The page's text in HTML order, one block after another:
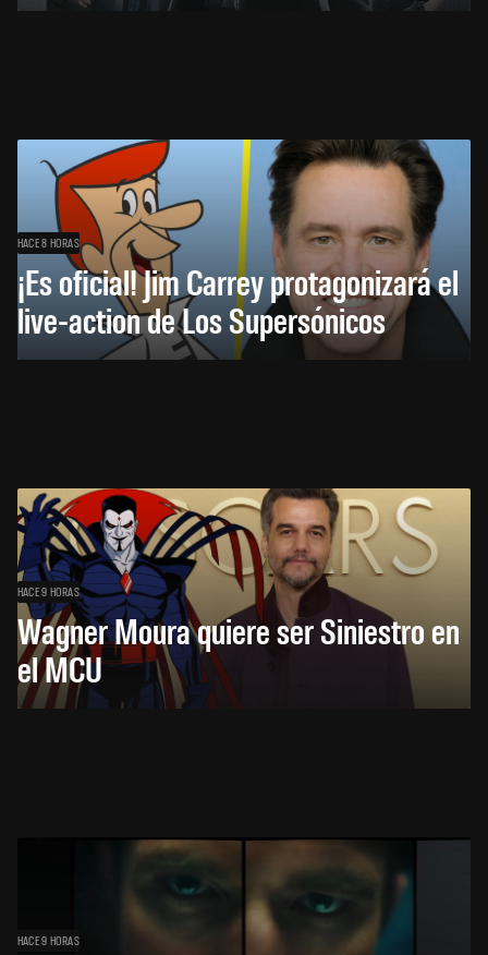
HACE 8 HORAS
¡Es oficial! Jim Carrey protagonizará el
live-action de Los Supersónicos
HACE 9 HORAS
Wagner Moura quiere ser Siniestro en
el MCU
HACE 9 HORAS